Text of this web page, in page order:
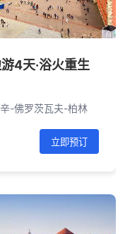
4天·浴火重生
-佛罗茨瓦夫-柏林
立即预订